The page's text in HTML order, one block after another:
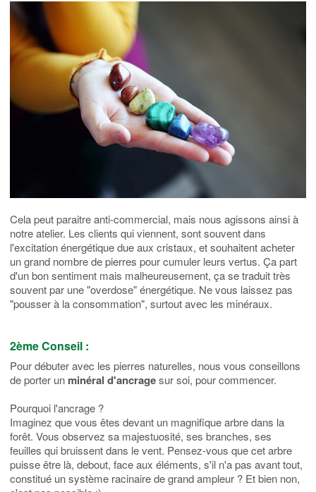
Cela peut paraitre anti-commercial, mais nous agissons ainsi à
notre atelier. Les clients qui viennent, sont souvent dans
l'excitation énergétique due aux cristaux, et souhaitent acheter
un grand nombre de pierres pour cumuler leurs vertus. Ça part
d'un bon sentiment mais malheureusement, ça se traduit très
souvent par une "overdose" énergétique. Ne vous laissez pas
"pousser à la consommation", surtout avec les minéraux.
2ème Conseil :
Pour débuter avec les pierres naturelles, nous vous conseillons
de porter un minéral d'ancragesur soi, pour commencer.
Pourquoi l'ancrage ?
Imaginez que vous êtes devant un magnifique arbre dans la
forêt. Vous observez sa majestuosité, ses branches, ses
feuilles qui bruissent dans le vent. Pensez-vous que cet arbre
puisse être là, debout, face aux éléments, s'il n'a pas avant tout,
constitué un système racinaire de grand ampleur ? Et bien non,